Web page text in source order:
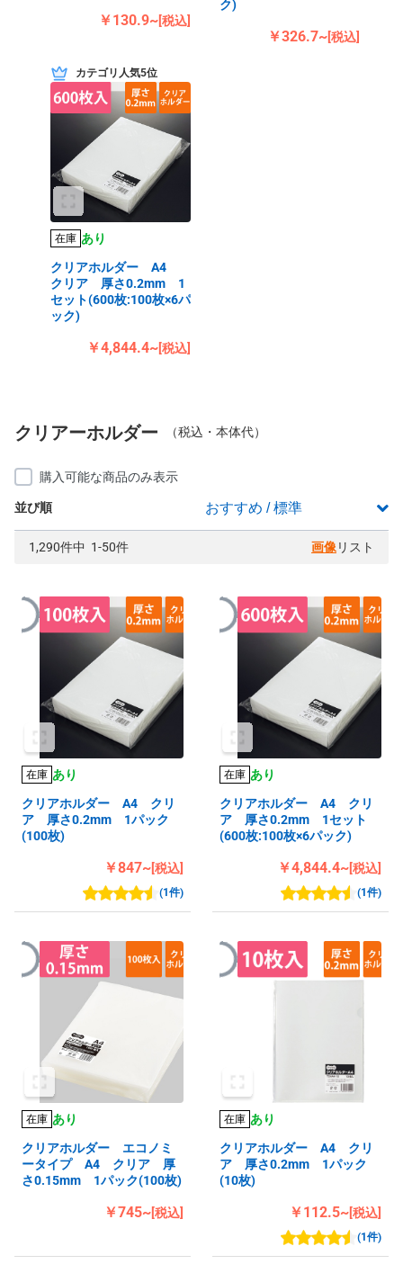
￥130.9~[税込]
ク)
￥326.7~[税込]
カテゴリ人気5位
在庫 あり
クリアホルダー A4
クリア 厚さ0.2mm 1
セット(600枚:100枚×6パ
ック)
￥4,844.4~[税込]
クリアーホルダー （税込・本体代）
購入可能な商品のみ表示
並び順
1,290件中 1-50件 画像 リスト
在庫 あり
クリアホルダー A4 クリ
ア 厚さ0.2mm 1パック
(100枚)
￥847~[税込]
(1件)
在庫 あり
クリアホルダー A4 クリ
ア 厚さ0.2mm 1セット
(600枚:100枚×6パック)
￥4,844.4~[税込]
(1件)
在庫 あり
クリアホルダー エコノミ
ータイプ A4 クリア 厚
さ0.15mm 1パック(100枚)
￥745~[税込]
在庫 あり
クリアホルダー A4 クリ
ア 厚さ0.2mm 1パック
(10枚)
￥112.5~[税込]
(1件)